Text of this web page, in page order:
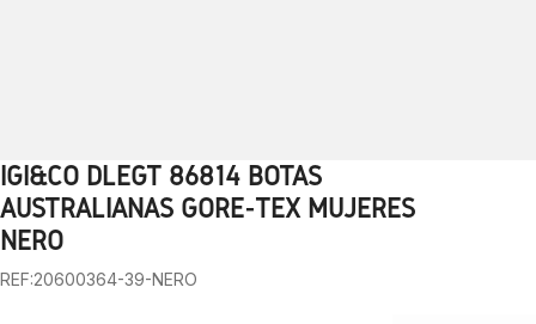
1 2 4 5 6
IGI&CO DLEGT 86814 BOTAS
AUSTRALIANAS GORE-TEX MUJERES
NERO
REF:20600364-39-NERO